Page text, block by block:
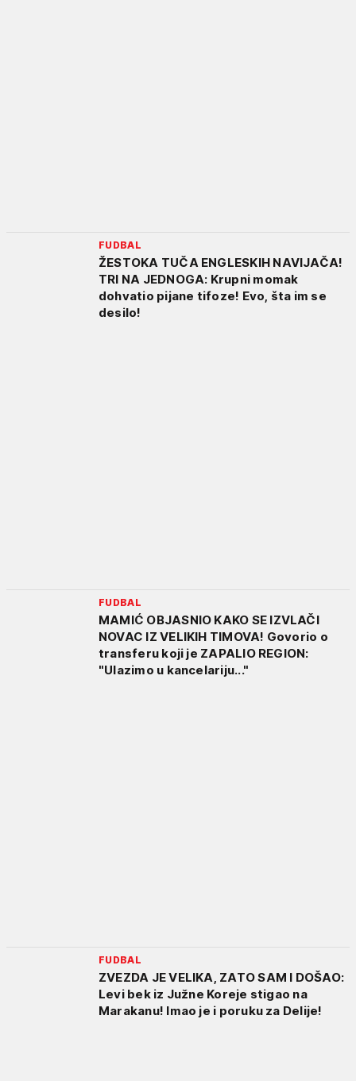
FUDBAL
ŽESTOKA TUČA ENGLESKIH NAVIJAČA!
TRI NA JEDNOGA: Krupni momak
dohvatio pijane tifoze! Evo, šta im se
desilo!
FUDBAL
MAMIĆ OBJASNIO KAKO SE IZVLAČI
NOVAC IZ VELIKIH TIMOVA! Govorio o
transferu koji je ZAPALIO REGION:
"Ulazimo u kancelariju..."
FUDBAL
ZVEZDA JE VELIKA, ZATO SAM I DOŠAO:
Levi bek iz Južne Koreje stigao na
Marakanu! Imao je i poruku za Delije!